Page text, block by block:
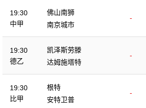
19:30
中甲
佛山南狮
-
南京城市
19:30
德乙
凯泽斯劳滕
-
达姆施塔特
19:30
比甲
根特
-
安特卫普